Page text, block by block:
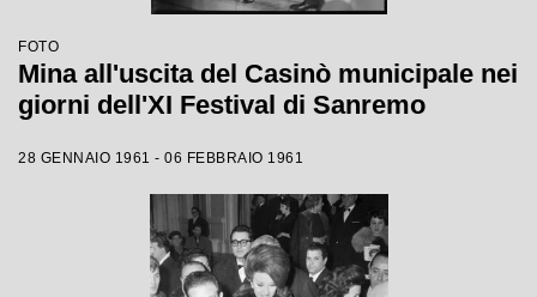
FOTO
Mina all'uscita del Casinò municipale nei
giorni dell'XI Festival di Sanremo
28 GENNAIO 1961 - 06 FEBBRAIO 1961